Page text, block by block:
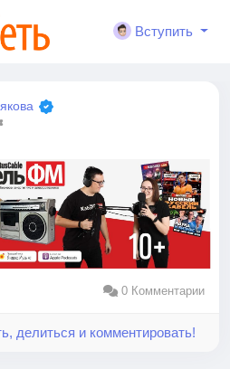
Вступить
0 Комментарии
делиться и комментировать!